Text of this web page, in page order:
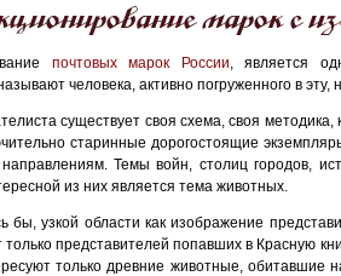
марок с
почтовых марок России, является
человека, активно погруженного в
существует своя схема, своя
старинные дорогостоящие
Темы войн, столиц городов,
из них является тема животных.
бы, узкой области как изображение
только представителей попавших в Красную
только древние животные,